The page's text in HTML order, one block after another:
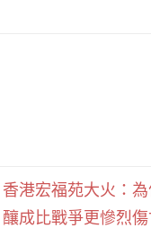
香港宏福苑大火：
釀成比戰爭更慘烈